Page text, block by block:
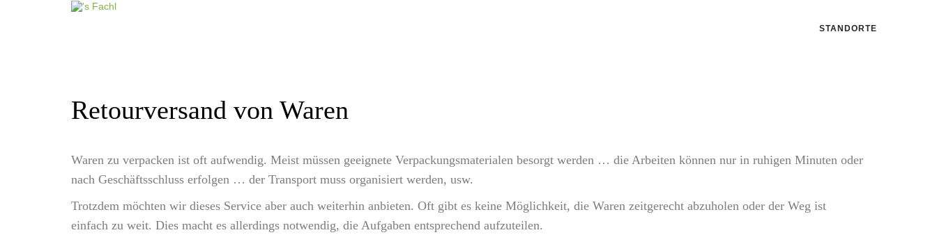
STANDORTE
Retourversand von Waren
Waren zu verpacken ist oft aufwendig. Meist müssen geeignete Verpackungsmaterialen besorgt werden … die Arbeiten können nur in ruhigen Minuten oder
nach Geschäftsschluss erfolgen … der Transport muss organisiert werden, usw.
Trotzdem möchten wir dieses Service aber auch weiterhin anbieten. Oft gibt es keine Möglichkeit, die Waren zeitgerecht abzuholen oder der Weg ist
einfach zu weit. Dies macht es allerdings notwendig, die Aufgaben entsprechend aufzuteilen.